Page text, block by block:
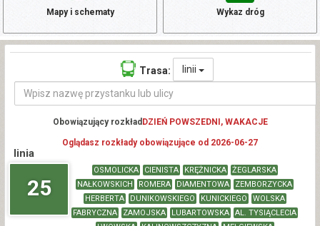
Mapy i schematy Wykaz dróg
Trasa: linii
Obowiązujący rozkład DZIEŃ POWSZEDNI, WAKACJE
Oglądasz rozkłady obowiązujące od 2026-06-27
linia
25
OSMOLICKA CIENISTA KRĘŻNICKA
ŻEGLARSKA
NAŁKOWSKICH
ROMERA DIAMENTOWA
ZEMBORZYCKA
HERBERTA
DUNIKOWSKIEGO KUNICKIEGO
WOLSKA
FABRYCZNA
ZAMOJSKA LUBARTOWSKA
AL. TYSIĄCLECIA